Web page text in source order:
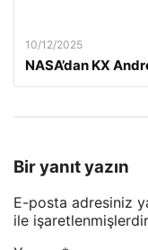
10/12/2025
NASA’dan KX
Bir yanıt yazın
E-posta adresiniz
ile işaretlenmişlerdir